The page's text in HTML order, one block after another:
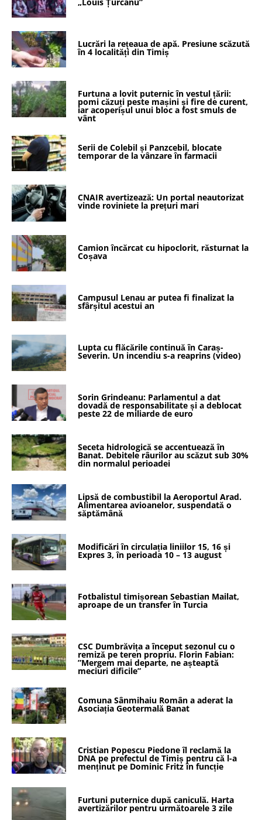
„Louis Țurcanu”
Lucrări la rețeaua de apă. Presiune scăzută
în 4 localități din Timiș
Furtuna a lovit puternic în vestul țării:
pomi căzuți peste mașini și fire de curent,
iar acoperișul unui bloc a fost smuls de
vânt
Serii de Colebil și Panzcebil, blocate
temporar de la vânzare în farmacii
CNAIR avertizează: Un portal neautorizat
vinde roviniete la prețuri mari
Camion încărcat cu hipoclorit, răsturnat la
Coșava
Campusul Lenau ar putea fi finalizat la
sfârșitul acestui an
Lupta cu flăcările continuă în Caraș-
Severin. Un incendiu s-a reaprins (video)
Sorin Grindeanu: Parlamentul a dat
dovadă de responsabilitate și a deblocat
peste 22 de miliarde de euro
Seceta hidrologică se accentuează în
Banat. Debitele râurilor au scăzut sub 30%
din normalul perioadei
Lipsă de combustibil la Aeroportul Arad.
Alimentarea avioanelor, suspendată o
săptămână
Modificări în circulația liniilor 15, 16 și
Expres 3, în perioada 10 – 13 august
Fotbalistul timișorean Sebastian Mailat,
aproape de un transfer în Turcia
CSC Dumbrăvița a început sezonul cu o
remiză pe teren propriu. Florin Fabian:
”Mergem mai departe, ne așteaptă
meciuri dificile”
Comuna Sânmihaiu Român a aderat la
Asociația Geotermală Banat
Cristian Popescu Piedone îl reclamă la
DNA pe prefectul de Timiș pentru că l-a
menținut pe Dominic Fritz în funcție
Furtuni puternice după caniculă. Harta
avertizărilor pentru următoarele 3 zile